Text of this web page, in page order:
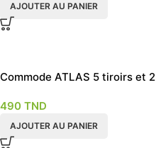
AJOUTER AU PANIER
Commode ATLAS 5 tiroirs et 2
490 TND
AJOUTER AU PANIER